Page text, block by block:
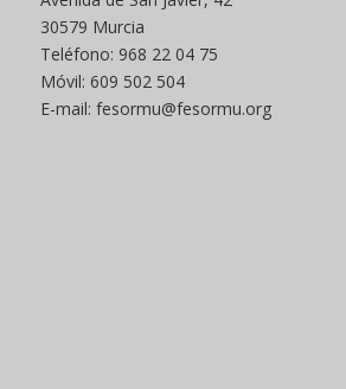
30579 Murcia
Teléfono: 968 22 04 75
Móvil: 609 502 504
E-mail: fesormu@fesormu.org